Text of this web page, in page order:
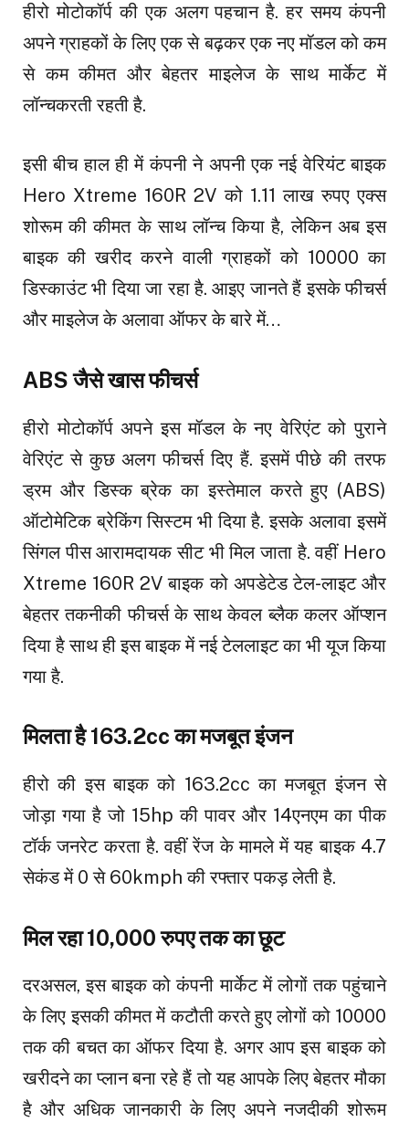
हीरो मोटोकॉर्प की एक अलग पहचान है. हर समय कंपनी
अपने ग्राहकों के लिए एक से बढ़कर एक नए मॉडल को कम
से कम कीमत और बेहतर माइलेज के साथ मार्केट में
लॉन्चकरती रहती है.
इसी बीच हाल ही में कंपनी ने अपनी एक नई वेरियंट बाइक
Hero Xtreme 160R 2V को 1.11 लाख रुपए एक्स
शोरूम की कीमत के साथ लॉन्च किया है, लेकिन अब इस
बाइक की खरीद करने वाली ग्राहकों को ₹10000 का
डिस्काउंट भी दिया जा रहा है. आइए जानते हैं इसके फीचर्स
और माइलेज के अलावा ऑफर के बारे में…
ABS जैसे खास फीचर्स
हीरो मोटोकॉर्प अपने इस मॉडल के नए वेरिएंट को पुराने
वेरिएंट से कुछ अलग फीचर्स दिए हैं. इसमें पीछे की तरफ
ड्रम और डिस्क ब्रेक का इस्तेमाल करते हुए (ABS)
ऑटोमेटिक ब्रेकिंग सिस्टम भी दिया है. इसके अलावा इसमें
सिंगल पीस आरामदायक सीट भी मिल जाता है. वहीं Hero
Xtreme 160R 2V बाइक को अपडेटेड टेल-लाइट और
बेहतर तकनीकी फीचर्स के साथ केवल ब्लैक कलर ऑप्शन
दिया है साथ ही इस बाइक में नई टेललाइट का भी यूज किया
गया है.
मिलता है 163.2cc का मजबूत इंजन
हीरो की इस बाइक को 163.2cc का मजबूत इंजन से
जोड़ा गया है जो 15hp की पावर और 14एनएम का पीक
टॉर्क जनरेट करता है. वहीं रेंज के मामले में यह बाइक 4.7
सेकंड में 0 से 60kmph की रफ्तार पकड़ लेती है.
मिल रहा 10,000 रुपए तक का छूट
दरअसल, इस बाइक को कंपनी मार्केट में लोगों तक पहुंचाने
के लिए इसकी कीमत में कटौती करते हुए लोगों को ₹10000
तक की बचत का ऑफर दिया है. अगर आप इस बाइक को
खरीदने का प्लान बना रहे हैं तो यह आपके लिए बेहतर मौका
है और अधिक जानकारी के लिए अपने नजदीकी शोरूम